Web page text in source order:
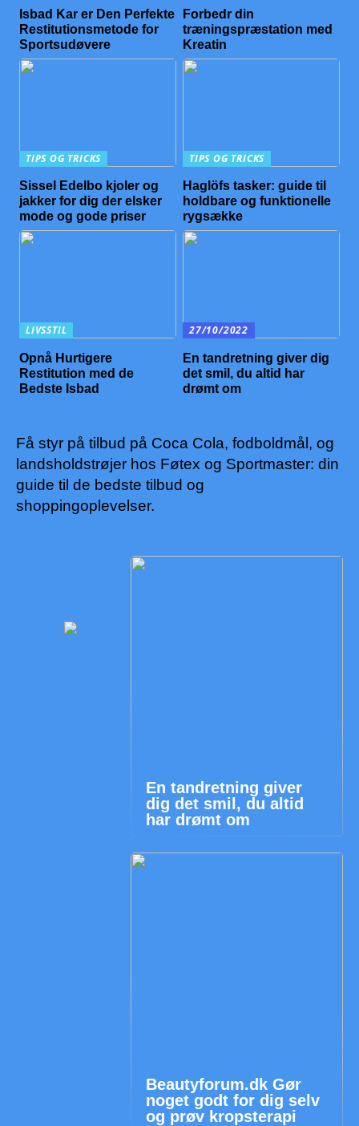
Isbad Kar er Den Perfekte
Restitutionsmetode for
Sportsudøvere
Forbedr din
træningspræstation med
Kreatin
TIPS OG TRICKS
Sissel Edelbo kjoler og
jakker for dig der elsker
mode og gode priser
TIPS OG TRICKS
Haglöfs tasker: guide til
holdbare og funktionelle
rygsække
LIVSSTIL
Opnå Hurtigere
Restitution med de
Bedste Isbad
27/10/2022
En tandretning giver dig
det smil, du altid har
drømt om
Få styr på tilbud på Coca Cola, fodboldmål, og
landsholdstrøjer hos Føtex og Sportmaster: din
guide til de bedste tilbud og
shoppingoplevelser.
En tandretning giver
dig det smil, du altid
har drømt om
Beautyforum.dk Gør
noget godt for dig selv
og prøv kropsterapi